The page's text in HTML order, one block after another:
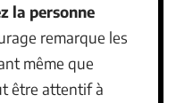
la personne
remarque les
même que
être attentif à